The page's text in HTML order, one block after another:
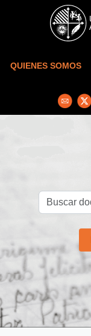
Skip to main content
QUIENES SOMOS